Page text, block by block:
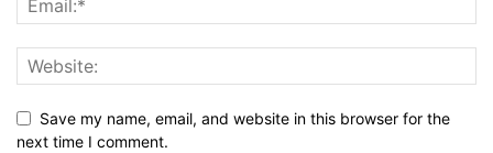
Save my name, email, and website in this browser for the
next time I comment.